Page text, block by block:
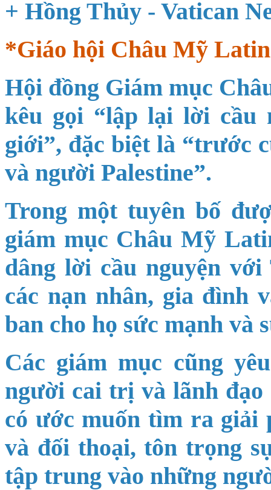
+ Hồng Thủy - Vatican
*Giáo hội Châu Mỹ
Hội đồng Giám mục
kêu gọi “lập lại lời cầu
giới”, đặc biệt là “trước
và người Palestine”.
Trong một tuyên bố
giám mục Châu Mỹ
dâng lời cầu nguyện với
các nạn nhân, gia đình
ban cho họ sức mạnh và
Các giám mục cũng
người cai trị và lãnh
có ước muốn tìm ra giải
và đối thoại, tôn trọng
tập trung vào những